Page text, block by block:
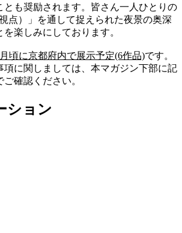
とも奨励されます。皆さん一人ひとりの
視点）」を通して捉えられた夜景の奥深
楽しみにしております。
頃に京都府内で展示予定(6作品)です。
項に関しましては、本マガジン下部に記
確認ください。
ション